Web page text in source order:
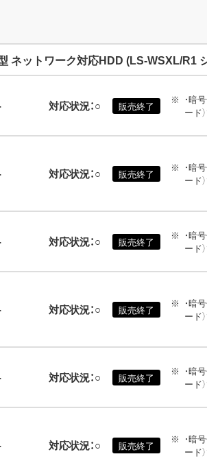
型 ネットワーク対応HDD (LS-WSXL/R1
対応状況：○ 販売終了
・暗
ード
対応状況：○ 販売終了
・暗
ード
対応状況：○ 販売終了
・暗
ード
対応状況：○ 販売終了
・暗
ード
対応状況：○ 販売終了
・暗
ード
対応状況：○ 販売終了
・暗
ード